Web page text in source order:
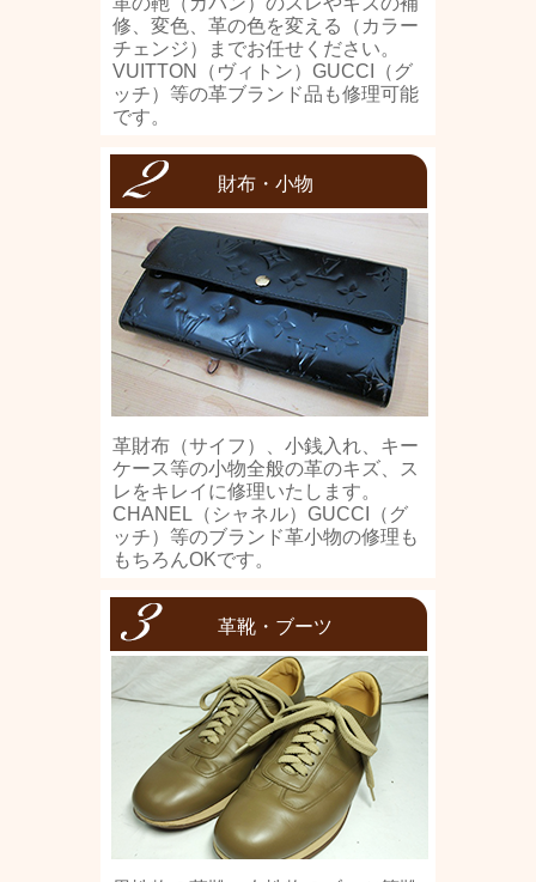
修、変色、革の色を変える（カラー
チェンジ）までお任せください。
VUITTON（ヴィトン）GUCCI（グ
ッチ）等の革ブランド品も修理可能
です。
財布・小物
革財布（サイフ）、小銭入れ、キー
ケース等の小物全般の革のキズ、ス
レをキレイに修理いたします。
CHANEL（シャネル）GUCCI（グ
ッチ）等のブランド革小物の修理も
もちろんOKです。
革靴・ブーツ